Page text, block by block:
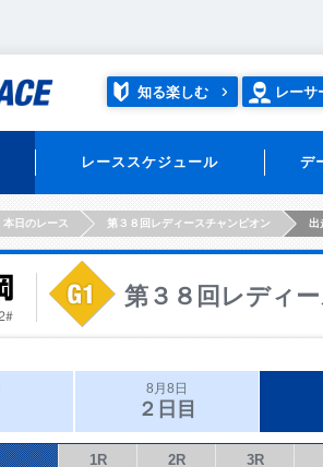
知る楽しむ レーサ
レーススケジュール デ
本日のレース 第３８回レディースチャンピオン 出
第３８回レディ
8月8日
２日目
1R 2R 3R